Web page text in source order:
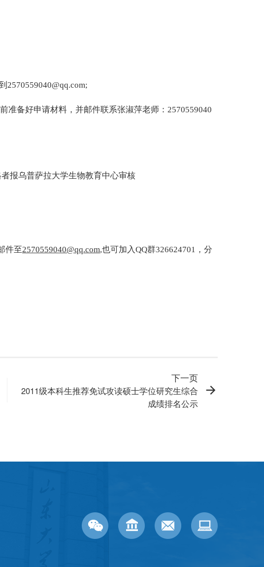
2570559040@qq.com;
准备好申请材料，并邮件联系张淑萍老师：2570559040
报乌普萨拉大学生物教育中心审核
件至2570559040@qq.com,也可加入QQ群326624701，分
下一页
2011级本科生推荐免试攻读硕士学位研究生综合
成绩排名公示